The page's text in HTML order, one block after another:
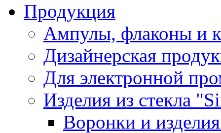
Продукция
Ампулы, флаконы и
Дизайнерская
Для электронной
Изделия из стекла
Воронки и